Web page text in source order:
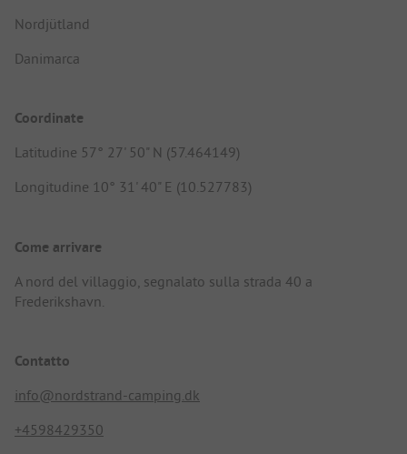
Nordjütland
Danimarca
Coordinate
Latitudine 57° 27' 50" N (57.464149)
Longitudine 10° 31' 40" E (10.527783)
Come arrivare
A nord del villaggio, segnalato sulla strada 40 a
Frederikshavn.
Contatto
info@nordstrand-camping.dk
+4598429350